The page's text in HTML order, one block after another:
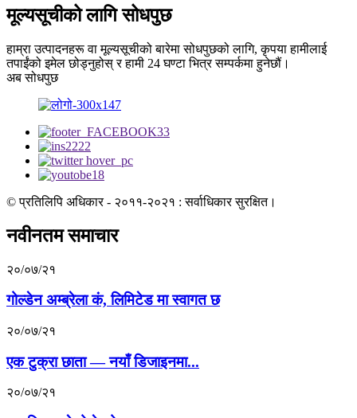
मूल्यसूचीको लागि सोधपुछ
हाम्रा उत्पादनहरू वा मूल्यसूचीको बारेमा सोधपुछको लागि, कृपया हामीलाई
तपाईंको इमेल छोड्नुहोस् र हामी 24 घण्टा भित्र सम्पर्कमा हुनेछौं।
अब सोधपुछ
© प्रतिलिपि अधिकार - २०११-२०२१ : सर्वाधिकार सुरक्षित।
नवीनतम समाचार
२०/०७/२१
गोल्डेन अम्ब्रेला कं, लिमिटेड मा स्वागत छ
२०/०७/२१
एक टुक्रा छाता — नयाँ डिजाइनमा...
२०/०७/२१